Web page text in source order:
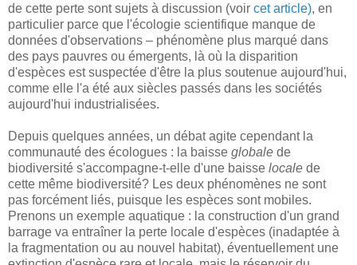
de cette perte sont sujets à discussion (voir cet article), en
particulier parce que l'écologie scientifique manque de
données d'observations – phénomène plus marqué dans
des pays pauvres ou émergents, là où la disparition
d'espèces est suspectée d'être la plus soutenue aujourd'hui,
comme elle l'a été aux siècles passés dans les sociétés
aujourd'hui industrialisées.
Depuis quelques années, un débat agite cependant la
communauté des écologues : la baisse globale de
biodiversité s'accompagne-t-elle d'une baisse locale de
cette même biodiversité? Les deux phénomènes ne sont
pas forcément liés, puisque les espèces sont mobiles.
Prenons un exemple aquatique : la construction d'un grand
barrage va entraîner la perte locale d'espèces (inadaptée à
la fragmentation ou au nouvel habitat), éventuellement une